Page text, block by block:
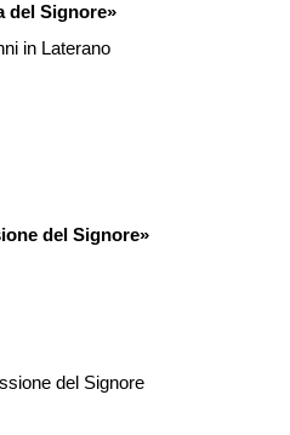
del Signore»
in Laterano
del Signore»
del Signore